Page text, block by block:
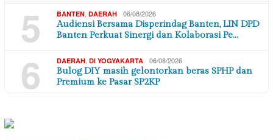
5 BANTEN DAERAH 06/08/2026
Audiensi Bersama Disperindag Banten, LIN DPD
Banten Perkuat Sinergi dan Kolaborasi Pe…
6 DAERAH DI YOGYAKARTA 06/08/2026
Bulog DIY masih gelontorkan beras SPHP dan
Premium ke Pasar SP2KP